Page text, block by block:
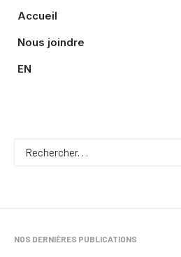
Accueil
Nous joindre
EN
NOS DERNIÈRES PUBLICATIONS
7 Minutes | Mis à jour le 30 mai 2026